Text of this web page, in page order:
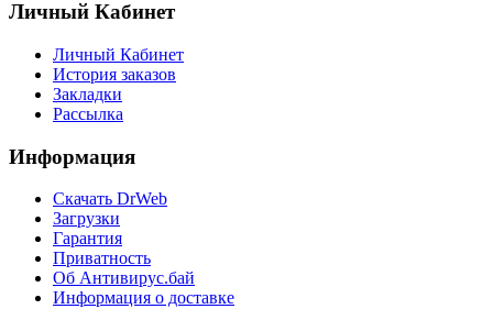
Личный Кабинет
Личный Кабинет
История заказов
Закладки
Рассылка
Информация
Cкачать DrWeb
Загрузки
Гарантия
Приватность
Об Антивирус.бай
Информация о доставке